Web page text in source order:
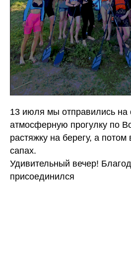
13 июля мы отправились на
атмосферную прогулку по
растяжку на берегу, а потом
сапах.
Удивительный вечер!
присоединился